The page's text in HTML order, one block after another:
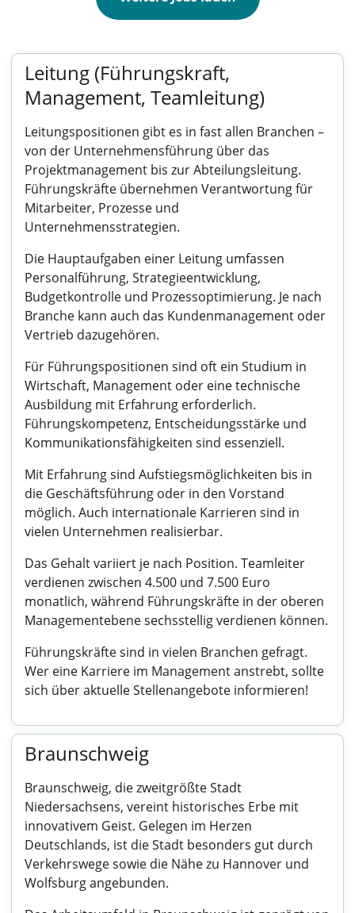
Leitung (Führungskraft,
Management, Teamleitung)
Leitungspositionen gibt es in fast allen Branchen –
von der Unternehmensführung über das
Projektmanagement bis zur Abteilungsleitung.
Führungskräfte übernehmen Verantwortung für
Mitarbeiter, Prozesse und
Unternehmensstrategien.
Die Hauptaufgaben einer Leitung umfassen
Personalführung, Strategieentwicklung,
Budgetkontrolle und Prozessoptimierung. Je nach
Branche kann auch das Kundenmanagement oder
Vertrieb dazugehören.
Für Führungspositionen sind oft ein Studium in
Wirtschaft, Management oder eine technische
Ausbildung mit Erfahrung erforderlich.
Führungskompetenz, Entscheidungsstärke und
Kommunikationsfähigkeiten sind essenziell.
Mit Erfahrung sind Aufstiegsmöglichkeiten bis in
die Geschäftsführung oder in den Vorstand
möglich. Auch internationale Karrieren sind in
vielen Unternehmen realisierbar.
Das Gehalt variiert je nach Position. Teamleiter
verdienen zwischen 4.500 und 7.500 Euro
monatlich, während Führungskräfte in der oberen
Managementebene sechsstellig verdienen können.
Führungskräfte sind in vielen Branchen gefragt.
Wer eine Karriere im Management anstrebt, sollte
sich über aktuelle Stellenangebote informieren!
Braunschweig
Braunschweig, die zweitgrößte Stadt
Niedersachsens, vereint historisches Erbe mit
innovativem Geist. Gelegen im Herzen
Deutschlands, ist die Stadt besonders gut durch
Verkehrswege sowie die Nähe zu Hannover und
Wolfsburg angebunden.